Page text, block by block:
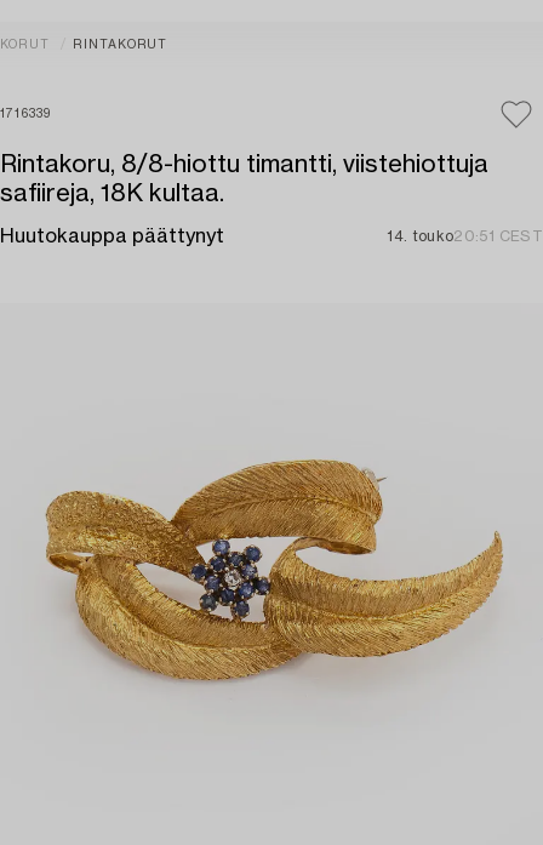
KORUT RINTAKORUT
1716339
Rintakoru, 8/8-hiottu timantti, viistehiottuja
safiireja, 18K kultaa.
Huutokauppa päättynyt 14. touko20:51 CEST